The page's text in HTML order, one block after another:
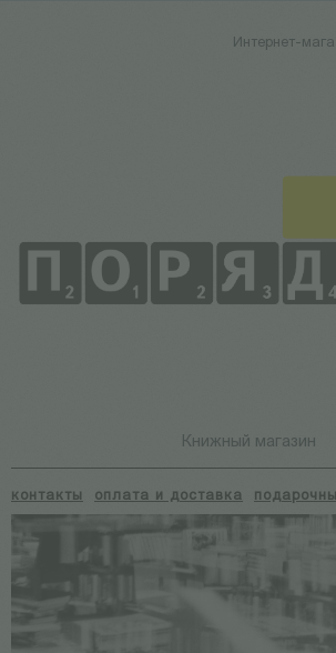
Интернет-
Книжный магазин
контакты оплата и доставка